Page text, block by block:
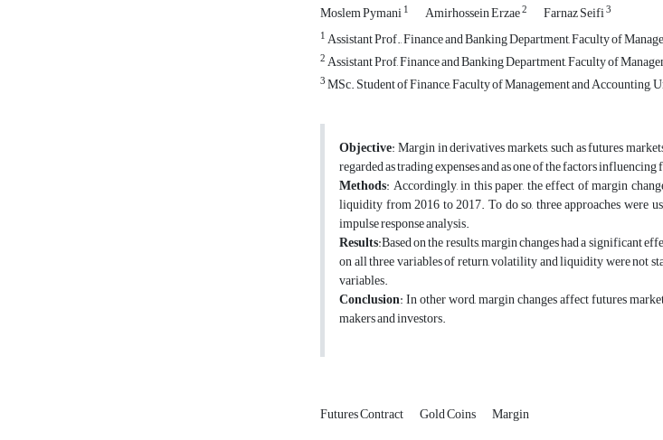
Moslem Pymani1 Amirhossein Erzae2 Farnaz Seifi3
1Assistant Prof., Finance and Banking Department, Faculty of
2Assistant Prof, Finance and Banking Department, Faculty of
3MSc. Student of Finance, Faculty of Management and Accounting,
Objective: Margin in derivatives markets, such as futures
regarded as trading expenses and as one of the factors
Methods: Accordingly, in this paper, the effect of margin
liquidity from 2016 to 2017. To do so, three approaches were
impulse response analysis.
Results:Based on the results, margin changes had a significant
on all three variables of return, volatility and liquidity were not
variables.
Conclusion: In other word, margin changes affect futures
makers and investors.
Futures Contract Gold Coins Margin